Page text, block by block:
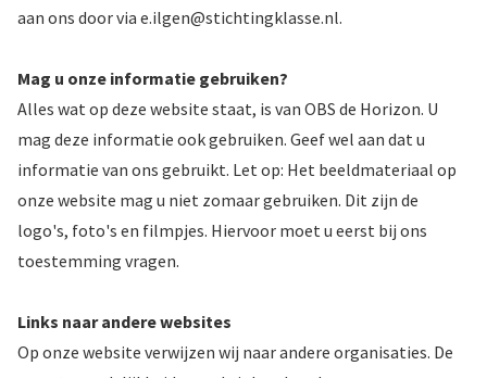
aan ons door via e.ilgen@stichtingklasse.nl.
Mag u onze informatie gebruiken?
Alles wat op deze website staat, is van OBS de Horizon. U
mag deze informatie ook gebruiken. Geef wel aan dat u
informatie van ons gebruikt. Let op: Het beeldmateriaal op
onze website mag u niet zomaar gebruiken. Dit zijn de
logo's, foto's en filmpjes. Hiervoor moet u eerst bij ons
toestemming vragen.
Links naar andere websites
Op onze website verwijzen wij naar andere organisaties. De